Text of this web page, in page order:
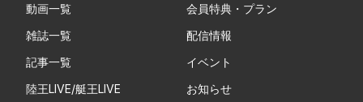
動画一覧
雑誌一覧
記事一覧
陸王LIVE/艇王LIVE
会員特典・プラン
配信情報
イベント
お知らせ